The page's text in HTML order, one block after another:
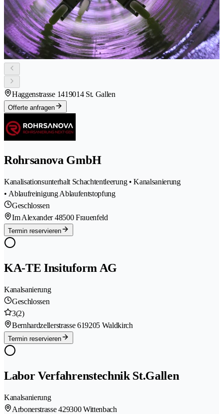
Haggenstrasse 1419014 St. Gallen
Offerte anfragen
Rohrsanova GmbH
Kanalisationsunterhalt Schachtentleerung • Kanalsanierung
• Ablaufreinigung Ablaufentstopfung
Geschlossen
Im Alexander 48500 Frauenfeld
Termin reservieren
KA-TE Insituform AG
Kanalsanierung
Geschlossen
3(2)
Bernhardzellerstrasse 619205 Waldkirch
Termin reservieren
Labor Verfahrenstechnik St.Gallen
Kanalsanierung
Arbonerstrasse 429300 Wittenbach